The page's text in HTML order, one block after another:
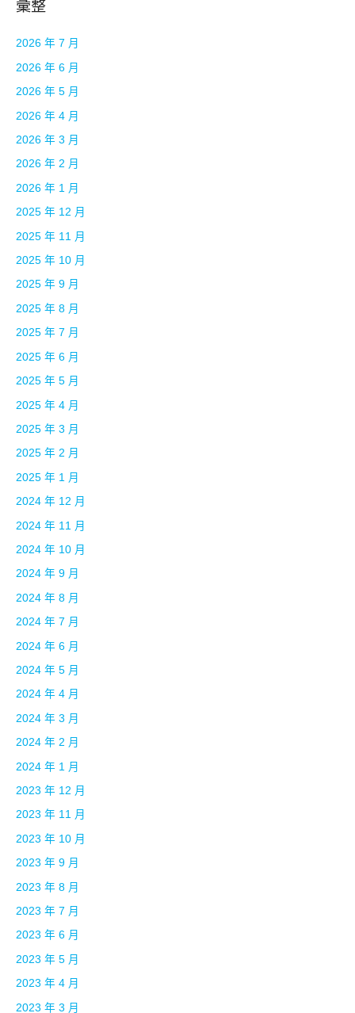
彙整
2026 年 7 月
2026 年 6 月
2026 年 5 月
2026 年 4 月
2026 年 3 月
2026 年 2 月
2026 年 1 月
2025 年 12 月
2025 年 11 月
2025 年 10 月
2025 年 9 月
2025 年 8 月
2025 年 7 月
2025 年 6 月
2025 年 5 月
2025 年 4 月
2025 年 3 月
2025 年 2 月
2025 年 1 月
2024 年 12 月
2024 年 11 月
2024 年 10 月
2024 年 9 月
2024 年 8 月
2024 年 7 月
2024 年 6 月
2024 年 5 月
2024 年 4 月
2024 年 3 月
2024 年 2 月
2024 年 1 月
2023 年 12 月
2023 年 11 月
2023 年 10 月
2023 年 9 月
2023 年 8 月
2023 年 7 月
2023 年 6 月
2023 年 5 月
2023 年 4 月
2023 年 3 月